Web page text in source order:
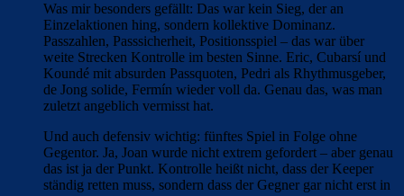
Was mir besonders gefällt: Das war kein Sieg, der an
Einzelaktionen hing, sondern kollektive Dominanz.
Passzahlen, Passsicherheit, Positionsspiel – das war über
weite Strecken Kontrolle im besten Sinne. Eric, Cubarsí und
Koundé mit absurden Passquoten, Pedri als Rhythmusgeber,
de Jong solide, Fermín wieder voll da. Genau das, was man
zuletzt angeblich vermisst hat.
Und auch defensiv wichtig: fünftes Spiel in Folge ohne
Gegentor. Ja, Joan wurde nicht extrem gefordert – aber genau
das ist ja der Punkt. Kontrolle heißt nicht, dass der Keeper
ständig retten muss, sondern dass der Gegner gar nicht erst in